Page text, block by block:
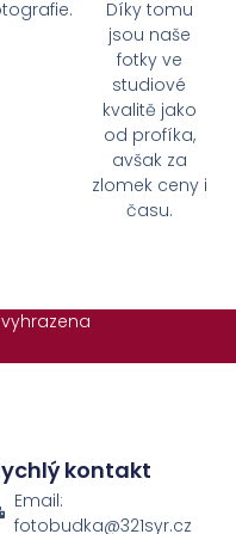
Díky tomu
jsou naše
fotky ve
studiové
kvalitě jako
od profíka,
avšak za
zlomek ceny i
času.
kontakt
Email:
fotobudka@321syr.cz